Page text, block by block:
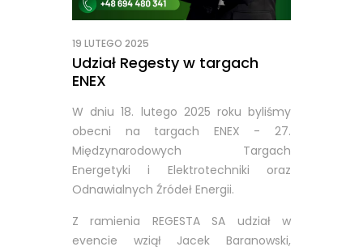
19 LUTEGO 2025
Udział Regesty w targach
ENEX
W dniu 18. lutego 2025 roku byliśmy
obecni na targach ENEX - 27.
Międzynarodowych Targach
Energetyki i Elektrotechniki oraz
Odnawialnych Źródeł Energii.
Z ramienia REGESTA SA udział w
evencie wziął Jacek Baranowski,